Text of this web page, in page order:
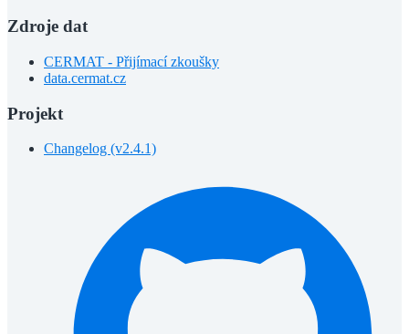
Zdroje dat
CERMAT - Přijímací zkoušky
data.cermat.cz
Projekt
Changelog (v2.4.1)